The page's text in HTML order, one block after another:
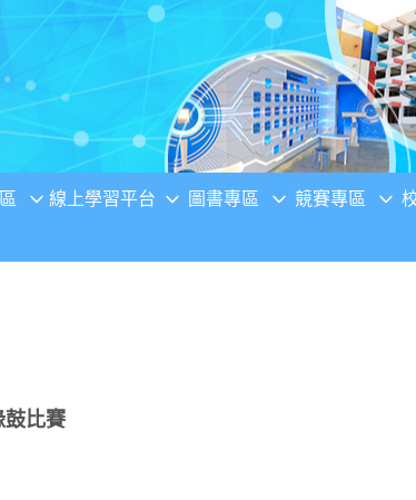
線上學習平台 圖書專區 競賽專區
鼓比賽